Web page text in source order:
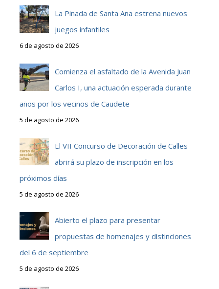
La Pinada de Santa Ana estrena nuevos
juegos infantiles
6 de agosto de 2026
Comienza el asfaltado de la Avenida Juan
Carlos I, una actuación esperada durante
años por los vecinos de Caudete
5 de agosto de 2026
El VII Concurso de Decoración de Calles
abrirá su plazo de inscripción en los
próximos días
5 de agosto de 2026
Abierto el plazo para presentar
propuestas de homenajes y distinciones
del 6 de septiembre
5 de agosto de 2026